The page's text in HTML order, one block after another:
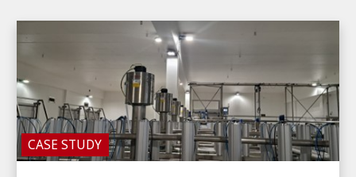
CASE STUDY